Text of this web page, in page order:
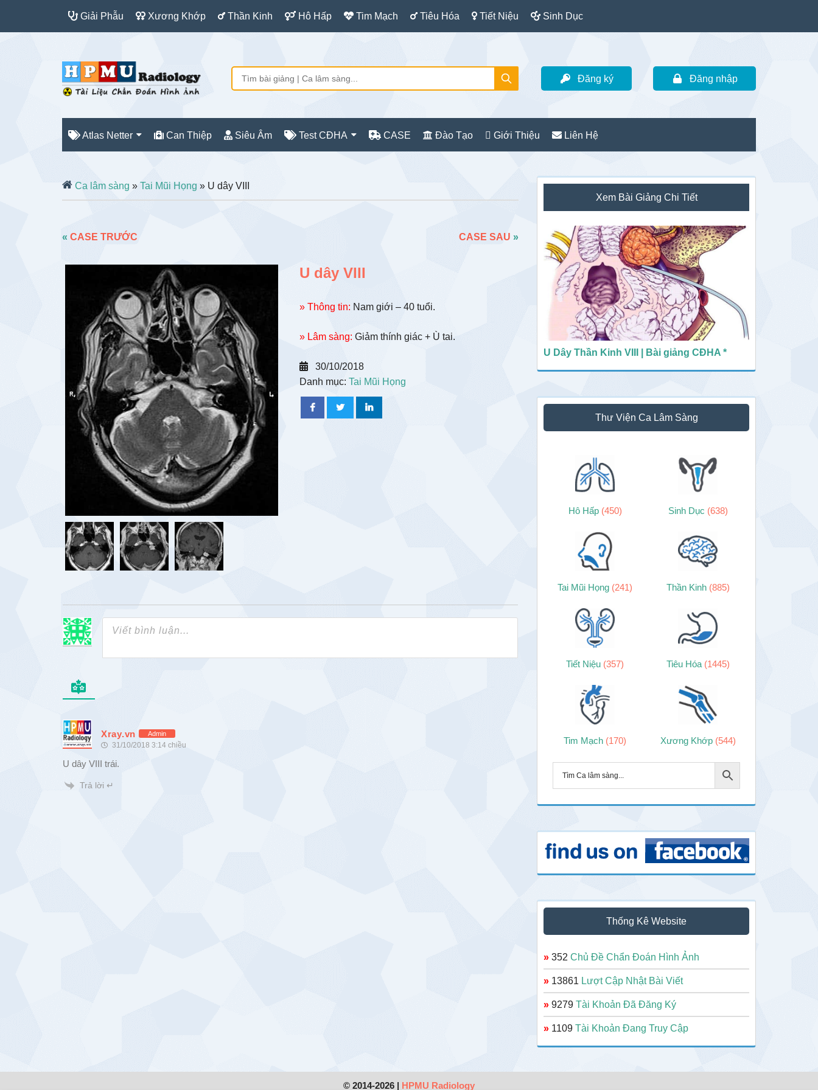
Giải Phẫu Xương Khớp Thần Kinh Hô Hấp Tim Mạch Tiêu Hóa Tiết Niệu Sinh Dục
Đăng ký Đăng nhập
Atlas Netter Can Thiệp Siêu Âm Test CĐHA CASE Đào Tạo Giới Thiệu Liên Hệ
Ca lâm sàng » Tai Mũi Họng » U dây VIII
« CASE TRƯỚC CASE SAU »
U dây VIII
» Thông tin: Nam giới – 40 tuổi.
» Lâm sàng: Giảm thính giác + Ù tai.
30/10/2018
Danh mục: Tai Mũi Họng
Xray.vn Admin
31/10/2018 3:14 chiều
U dây VIII trái.
Trả lời ↵
Sidebar
chính
Xem Bài Giảng Chi Tiết
U Dây Thần Kinh VIII | Bài giảng CĐHA *
Thư Viện Ca Lâm Sàng
Hô Hấp (450) Sinh Dục (638)
Tai Mũi Họng (241) Thần Kinh (885)
Tiết Niệu (357) Tiêu Hóa (1445)
Tim Mạch (170) Xương Khớp (544)
Thống Kê Website
» 352 Chủ Đề Chẩn Đoán Hình Ảnh
» 13861 Lượt Cập Nhật Bài Viết
» 9279 Tài Khoản Đã Đăng Ký
» 1109 Tài Khoản Đang Truy Cập
© 2014-2026 | HPMU Radiology